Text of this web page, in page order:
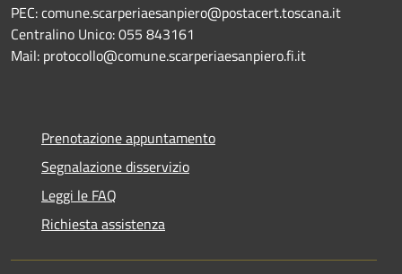
PEC: comune.scarperiaesanpiero@postacert.toscana.it
Centralino Unico: 055 843161
Mail: protocollo@comune.scarperiaesanpiero.fi.it
Prenotazione appuntamento
Segnalazione disservizio
Leggi le FAQ
Richiesta assistenza